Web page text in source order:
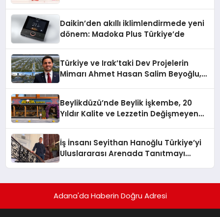
Daikin’den akıllı iklimlendirmede yeni
dönem: Madoka Plus Türkiye’de
Türkiye ve Irak’taki Dev Projelerin
Mimarı Ahmet Hasan Salim Beyoğlu,
Hayata Geçirecek
Beylikdüzü’nde Beylik İşkembe, 20
Yıldır Kalite ve Lezzetin Değişmeyen
İş İnsanı Seyithan Hanoğlu Türkiye’yi
Uluslararası Arenada Tanıtmayı
Adana'da Haberin Doğru Adresi